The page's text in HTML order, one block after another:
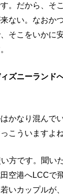
。だから、そ
ない。なおか
そこをいかに
ズニーランド
かなり混んで
こういますよね
方です。聞い
空港へLCCで
いカップルが